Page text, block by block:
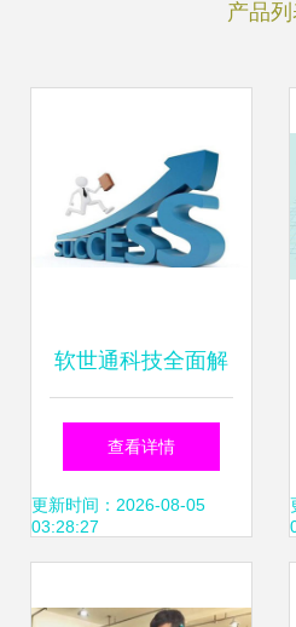
产品列
软世通科技全面解
析 软件外包服务的
常见问题与真实评
查看详情
更新时间：2026-08-05
03:28:27